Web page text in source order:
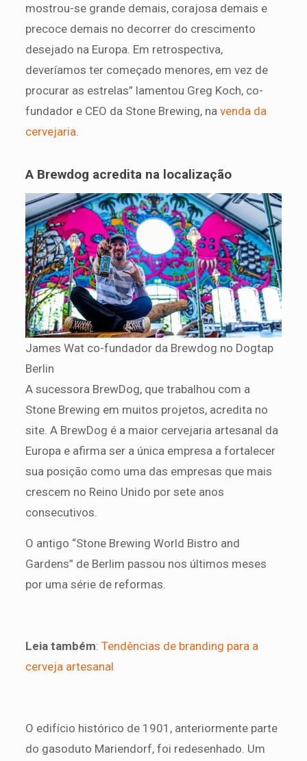
mostrou-se grande demais, corajosa demais e
precoce demais no decorrer do crescimento
desejado na Europa. Em retrospectiva,
deveríamos ter começado menores, em vez de
procurar as estrelas” lamentou Greg Koch, co-
fundador e CEO da Stone Brewing, navenda da
cervejaria.
A Brewdog acredita na localização
James Wat co-fundador da Brewdog no Dogtap
Berlin
A sucessora BrewDog, que trabalhou com a
Stone Brewing em muitos projetos, acredita no
site. A BrewDog é a maior cervejaria artesanal da
Europa e afirma ser a única empresa a fortalecer
sua posição como uma das empresas que mais
crescem no Reino Unido por sete anos
consecutivos.
O antigo “Stone Brewing World Bistro and
Gardens” de Berlim passou nos últimos meses
por uma série de reformas.
Leia também: Tendências de branding para a
cerveja artesanal
O edifício histórico de 1901, anteriormente parte
do gasoduto Mariendorf, foi redesenhado. Um